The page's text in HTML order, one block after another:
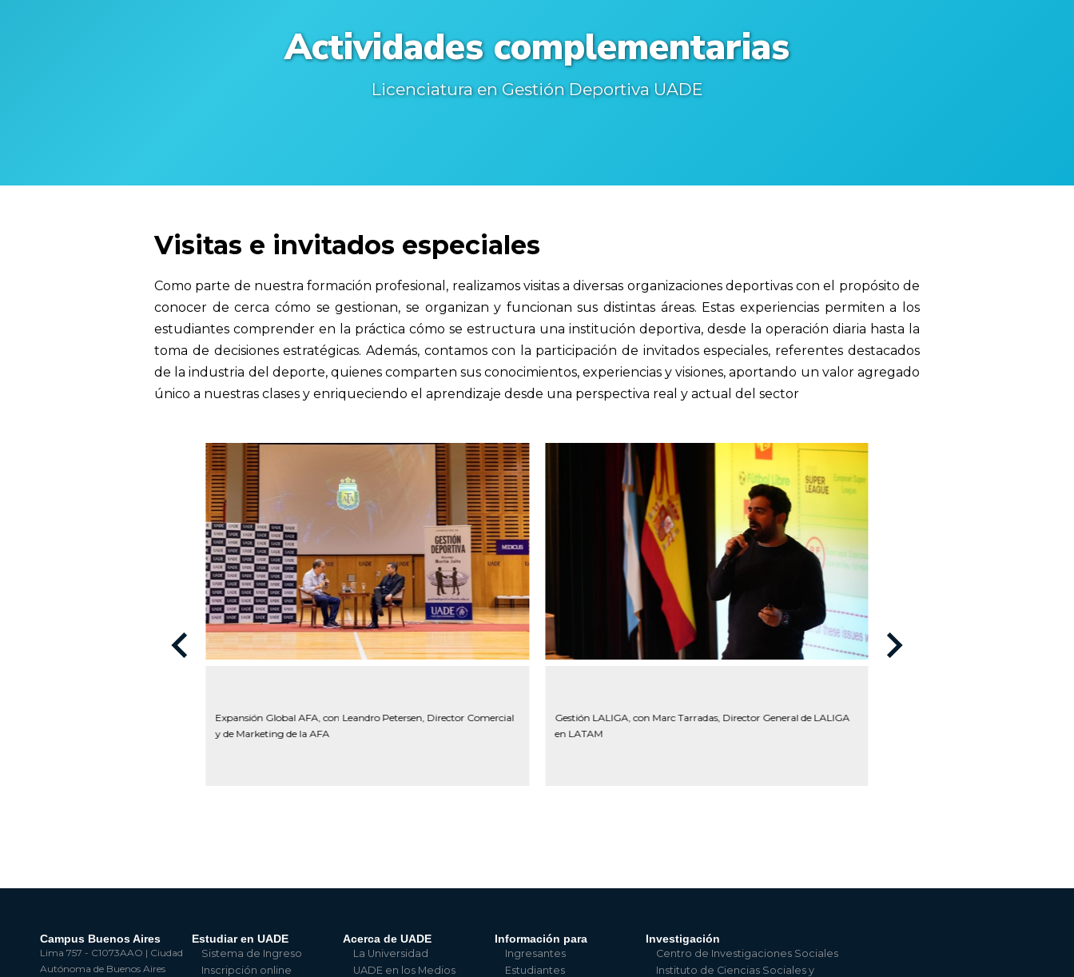
Actividades complementarias
Licenciatura en Gestión Deportiva UADE
Visitas e invitados especiales
Como parte de nuestra formación profesional, realizamos visitas a diversas organizaciones deportivas con el propósito de
conocer de cerca cómo se gestionan, se organizan y funcionan sus distintas áreas. Estas experiencias permiten a los
estudiantes comprender en la práctica cómo se estructura una institución deportiva, desde la operación diaria hasta la
toma de decisiones estratégicas. Además, contamos con la participación de invitados especiales, referentes destacados
de la industria del deporte, quienes comparten sus conocimientos, experiencias y visiones, aportando un valor agregado
único a nuestras clases y enriqueciendo el aprendizaje desde una perspectiva real y actual del sector
Expansión Global AFA, con Leandro Petersen, Director Comercial
y de Marketing de la AFA
Gestión LALIGA, con Marc Tarradas, Director General de LALIGA
en LATAM
keyboard_arrow_left keyboard_arrow_right
Campus Buenos Aires
Lima 757 - C1073AAO | Ciudad
Autónoma de Buenos Aires
Estudiar en UADE
Sistema de Ingreso
Inscripción online
Acerca de UADE
La Universidad
UADE en los Medios
Información para
Ingresantes
Estudiantes
Investigación
Centro de Investigaciones Sociales
Instituto de Ciencias Sociales y